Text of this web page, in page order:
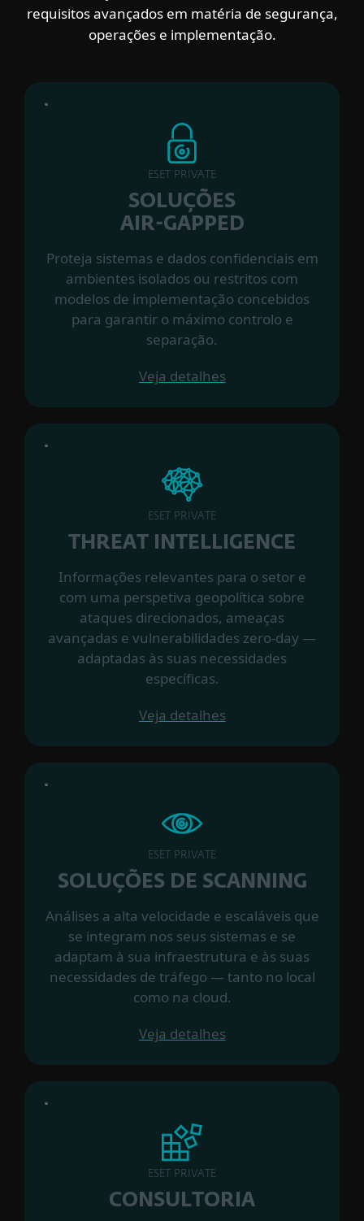
requisitos avançados em matéria de segurança,
operações e implementação.
ESET PRIVATE
SOLUÇÕES
AIR-GAPPED
Proteja sistemas e dados confidenciais em
ambientes isolados ou restritos com
modelos de implementação concebidos
para garantir o máximo controlo e
separação.
Veja detalhes
ESET PRIVATE
THREAT INTELLIGENCE
Informações relevantes para o setor e
com uma perspetiva geopolítica sobre
ataques direcionados, ameaças
avançadas e vulnerabilidades zero-day —
adaptadas às suas necessidades
específicas.
Veja detalhes
ESET PRIVATE
SOLUÇÕES DE SCANNING
Análises a alta velocidade e escaláveis que
se integram nos seus sistemas e se
adaptam à sua infraestrutura e às suas
necessidades de tráfego — tanto no local
como na cloud.
Veja detalhes
ESET PRIVATE
CONSULTORIA